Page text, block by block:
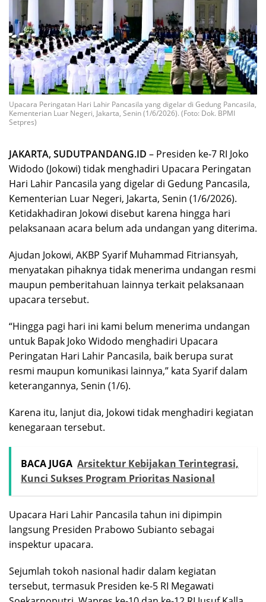
Upacara Peringatan Hari Lahir Pancasila yang digelar di Gedung Pancasila,
Kementerian Luar Negeri, Jakarta, Senin (1/6/2026). (Foto: Dok. BPMI
Setpres)
JAKARTA, SUDUTPANDANG.ID – Presiden ke-7 RI Joko
Widodo (Jokowi) tidak menghadiri Upacara Peringatan
Hari Lahir Pancasila yang digelar di Gedung Pancasila,
Kementerian Luar Negeri, Jakarta, Senin (1/6/2026).
Ketidakhadiran Jokowi disebut karena hingga hari
pelaksanaan acara belum ada undangan yang diterima.
Ajudan Jokowi, AKBP Syarif Muhammad Fitriansyah,
menyatakan pihaknya tidak menerima undangan resmi
maupun pemberitahuan lainnya terkait pelaksanaan
upacara tersebut.
“Hingga pagi hari ini kami belum menerima undangan
untuk Bapak Joko Widodo menghadiri Upacara
Peringatan Hari Lahir Pancasila, baik berupa surat
resmi maupun komunikasi lainnya,” kata Syarif dalam
keterangannya, Senin (1/6).
Karena itu, lanjut dia, Jokowi tidak menghadiri kegiatan
kenegaraan tersebut.
BACA JUGA Arsitektur Kebijakan Terintegrasi,
Kunci Sukses Program Prioritas Nasional
Upacara Hari Lahir Pancasila tahun ini dipimpin
langsung Presiden Prabowo Subianto sebagai
inspektur upacara.
Sejumlah tokoh nasional hadir dalam kegiatan
tersebut, termasuk Presiden ke-5 RI Megawati